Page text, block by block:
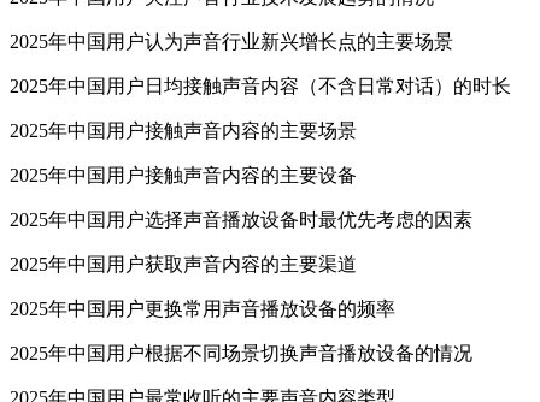
2025年中国用户认为声音行业新兴增长点的主要场景
2025年中国用户日均接触声音内容（不含日常对话）的时长
2025年中国用户接触声音内容的主要场景
2025年中国用户接触声音内容的主要设备
2025年中国用户选择声音播放设备时最优先考虑的因素
2025年中国用户获取声音内容的主要渠道
2025年中国用户更换常用声音播放设备的频率
2025年中国用户根据不同场景切换声音播放设备的情况